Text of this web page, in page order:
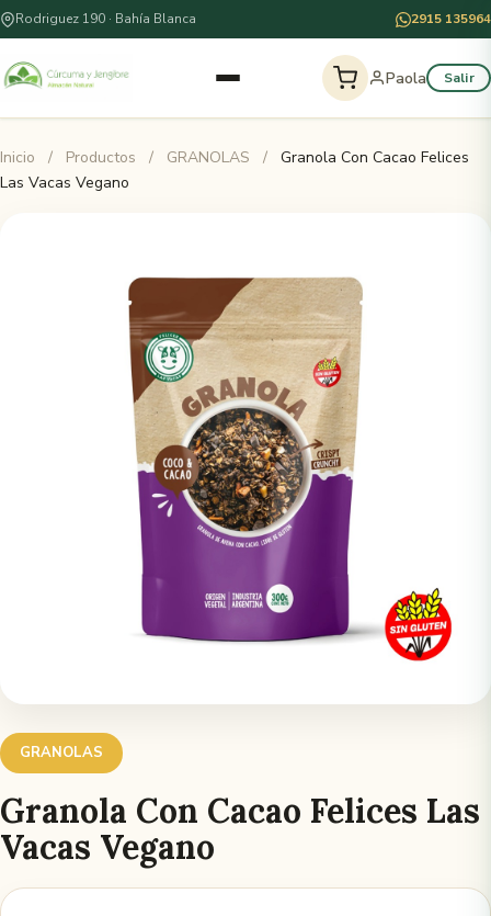
Rodriguez 190 · Bahía Blanca 2915 135964
Paola Salir
Inicio / Productos / GRANOLAS /
Granola Con Cacao Felices
Las Vacas Vegano
GRANOLAS
Granola Con Cacao Felices Las
Vacas Vegano